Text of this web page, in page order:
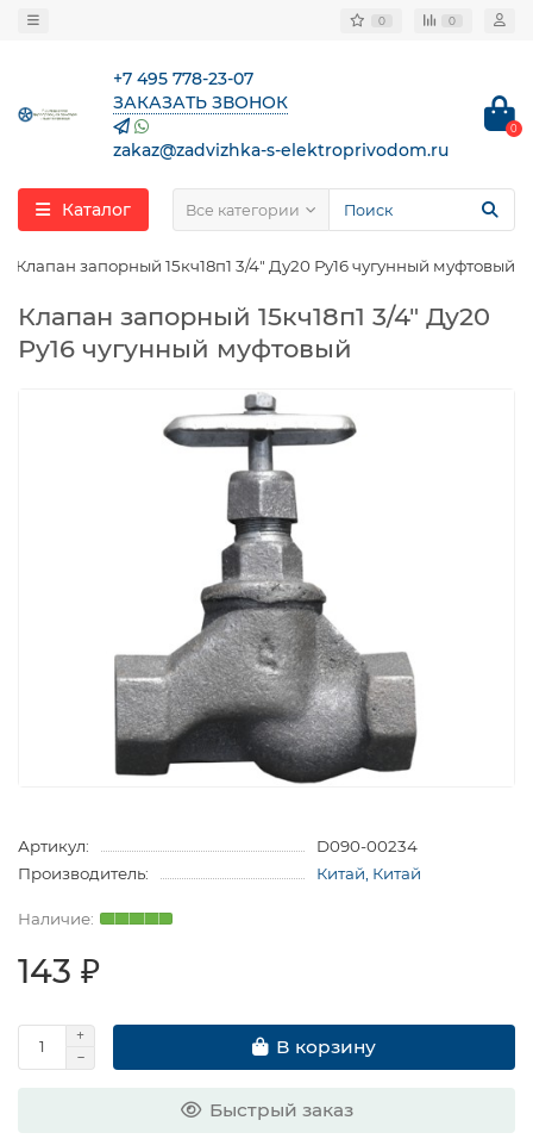
0 0
+7 495 778-23-07
ЗАКАЗАТЬ ЗВОНОК
zakaz@zadvizhka-s-elektroprivodom.ru
0
Каталог Все категории
Клапан запорный 15кч18п1 3/4″ Ду20 Ру16 чугунный муфтовый
Клапан запорный 15кч18п1 3/4″ Ду20
Ру16 чугунный муфтовый
Артикул:
D090-00234
Производитель:
Китай, Китай
143 ₽
В корзину
Быстрый заказ